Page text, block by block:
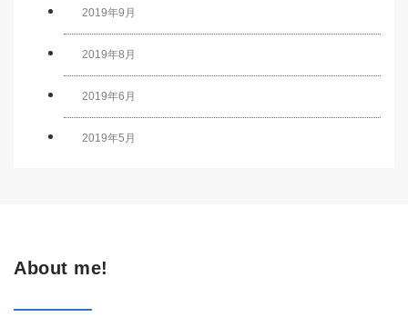
2019年9月
2019年8月
2019年6月
2019年5月
About me!